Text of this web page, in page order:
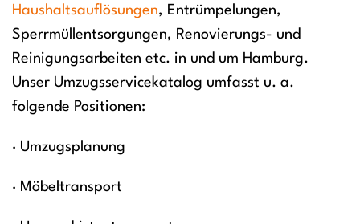
Haushaltsauflösungen, Entrümpelungen,
Sperrmüllentsorgungen, Renovierungs- und
Reinigungsarbeiten etc. in und um Hamburg.
Unser Umzugsservicekatalog umfasst u. a.
folgende Positionen:
· Umzugsplanung
· Möbeltransport